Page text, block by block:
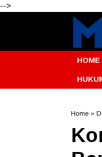
-->
HOME
Home »